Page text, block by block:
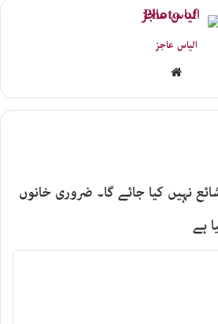
الیاس عاجز
نہیں کیا جائے گا۔ ضروری خانوں
ہے